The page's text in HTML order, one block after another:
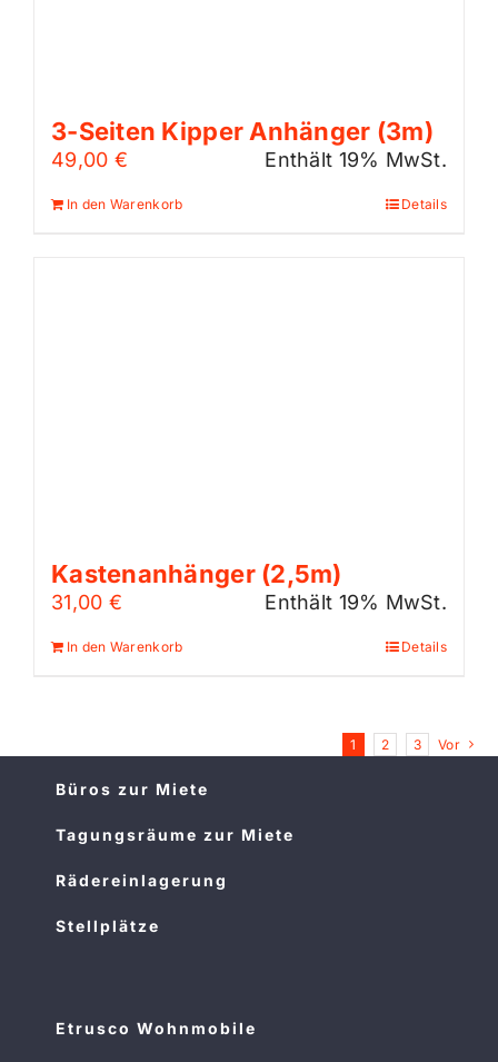
3-Seiten Kipper Anhänger (3m)
49,00 € Enthält 19% MwSt.
In den Warenkorb Details
Kastenanhänger (2,5m)
31,00 € Enthält 19% MwSt.
In den Warenkorb Details
1 2 3 Vor
Büros zur Miete
Tagungsräume zur Miete
Rädereinlagerung
Stellplätze
Etrusco Wohnmobile